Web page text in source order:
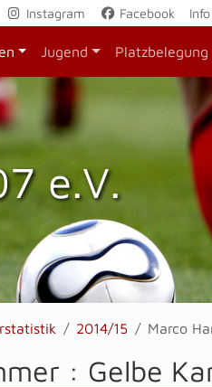
Instagram Facebook
Jugend Platzbelegung
e.V.
2014/15 Marco
: Gelbe